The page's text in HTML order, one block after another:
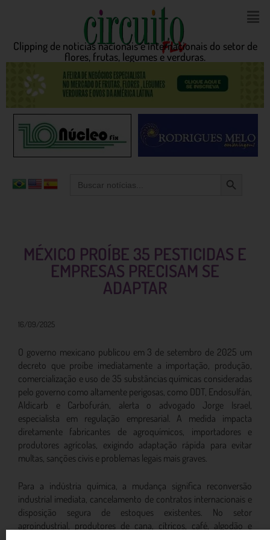
Clipping de noticias nacionais e internacionais do setor de
flores, frutas, legumes e verduras.
for:
MÉXICO PROÍBE 35 PESTICIDAS E
EMPRESAS PRECISAM SE
ADAPTAR
16/09/2025
O governo mexicano publicou em 3 de setembro de 2025 um
decreto que proíbe imediatamente a importação, produção,
comercialização e uso de 35 substâncias químicas consideradas
pelo governo como altamente perigosas, como DDT, Endosulfán,
Aldicarb e Carbofurán, alerta o advogado Jorge Israel,
especialista em regulação empresarial. A medida impacta
diretamente fabricantes de agroquímicos, importadores e
produtores agrícolas, exigindo adaptação rápida para evitar
multas, sanções civis e problemas legais mais graves.
Para a indústria química, a mudança significa reconversão
industrial imediata, cancelamento de contratos internacionais e
disposição segura de estoques existentes. No setor
agroindustrial, produtores de cana, cítricos, café, algodão e